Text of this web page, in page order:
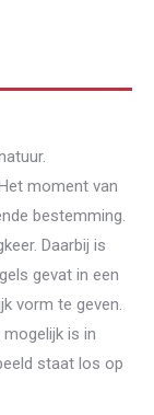
moment van
bestemming.
Daarbij is
gevat in een
vorm te geven.
is in
staat los op